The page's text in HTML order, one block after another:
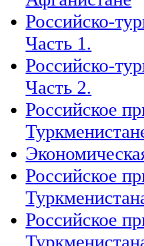
Российско-
Часть 1.
Российско-
Часть 2.
Российское
Российское
Российское